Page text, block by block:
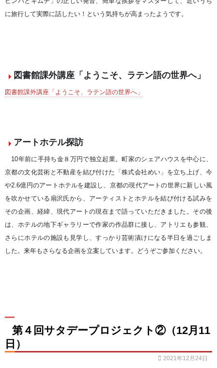
に旅行して実際に話したい！という気持ちが高まったようです。
図書館課外講座「ようこそ、ラテン語の世界へ」
図書館課外講座「ようこそ、ラテン語の世界へ」
アートホテル探訪
10年前に手持ち金８万円で独立起業。町家のシェアハウスを中心に、
京都の文化芸術と不動産を結び付けた「株式会社めい」を立ち上げ、今
や2.6億円のアートホテルを建設し、京都の現代アートの世界に新しい風
を吹かせている扇沢氏から、アーティストとホテルを結び付ける試みを
その企画、経緯、現代アートの現在まで語っていただきました。その後
は、ホテルの地下ギャラリーで作家の作品群に接し、アトリエも参観、
さらにホテルの施設も見学し、すっかり芸術漬けになる半日を過ごしま
した。来年もさらなる企画を立案しています。どうぞご参加ください。
第４回サタデープロジェクト②（12月11
日）
2021年12月24日